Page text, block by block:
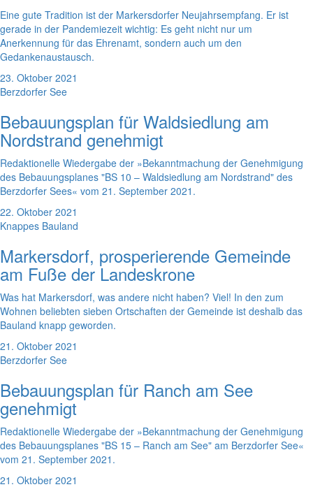
Eine gute Tradition ist der Markersdorfer Neujahrsempfang. Er ist
gerade in der Pandemiezeit wichtig: Es geht nicht nur um
Anerkennung für das Ehrenamt, sondern auch um den
Gedankenaustausch.
23. Oktober 2021
Berzdorfer See
Bebauungsplan für Waldsiedlung am
Nordstrand genehmigt
Redaktionelle Wiedergabe der »Bekanntmachung der Genehmigung
des Bebauungsplanes "BS 10 – Waldsiedlung am Nordstrand" des
Berzdorfer Sees« vom 21. September 2021.
22. Oktober 2021
Knappes Bauland
Markersdorf, prosperierende Gemeinde
am Fuße der Landeskrone
Was hat Markersdorf, was andere nicht haben? Viel! In den zum
Wohnen beliebten sieben Ortschaften der Gemeinde ist deshalb das
Bauland knapp geworden.
21. Oktober 2021
Berzdorfer See
Bebauungsplan für Ranch am See
genehmigt
Redaktionelle Wiedergabe der »Bekanntmachung der Genehmigung
des Bebauungsplanes "BS 15 – Ranch am See" am Berzdorfer See«
vom 21. September 2021.
21. Oktober 2021